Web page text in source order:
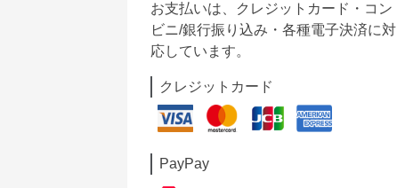
お支払いは、クレジットカード・コン
ビニ/銀行振り込み・各種電子決済に対
応しています。
クレジットカード
PayPay